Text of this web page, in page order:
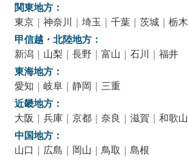
関東地方：
東京｜ 神奈川 ｜ 埼玉 ｜ 千葉｜ 茨城｜ 栃木
甲信越・北陸地方：
新潟 ｜ 山梨 ｜ 長野 ｜ 富山 ｜ 石川 ｜ 福井
東海地方：
愛知 ｜ 岐阜｜ 静岡 ｜ 三重
近畿地方：
大阪 ｜ 兵庫｜ 京都｜ 奈良 ｜ 滋賀 ｜ 和歌山
中国地方：
山口 ｜ 広島 ｜ 岡山 ｜ 鳥取 ｜ 島根